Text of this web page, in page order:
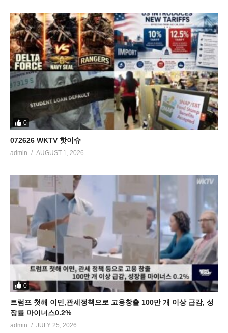
0
072626 WKTV 핫이슈
admin AUGUST 1, 2026
0
트럼프 첫해 이민,관세정책으로 고용창출 100만 개 이상 급감, 성
장률 마이너스0.2%
admin JULY 25, 2026